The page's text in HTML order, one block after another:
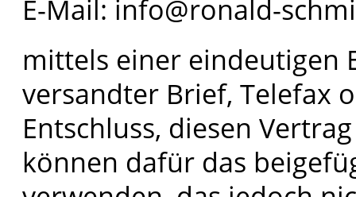
E-Mail: info@ronald-
mittels einer eindeutigen
versandter Brief, Telefax
Entschluss, diesen
können dafür das